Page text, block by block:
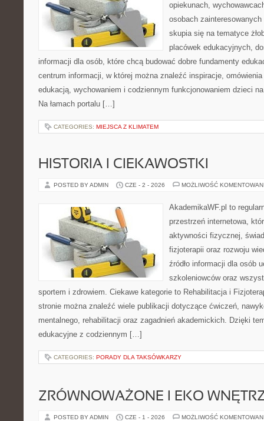
opiekunach,
osobach
skupia się na tematyce
placówek edukacyjnych,
informacji dla osób, które chcą budować dobre fundamenty
centrum informacji, w której można znaleźć inspiracje,
edukacją, wychowaniem i codziennym funkcjonowaniem dzieci
Na łamach portalu […]
CATEGORIES: MIEJSCA Z KLIMATEM
HISTORIA I CIEKAWOSTKI
POSTED BY ADMIN CZE - 2 - 2026 MOŻLIWOŚĆ
AkademikaWF.pl to
przestrzeń internetowa,
aktywności fizycznej,
fizjoterapii oraz rozwoju
źródło informacji dla osób
szkoleniowców oraz
sportem i zdrowiem. Ciekawe kategorie to Rehabilitacja i
stronie można znaleźć wiele publikacji dotyczące ćwiczeń,
mentalnego, rehabilitacji oraz zagadnień akademickich. Dzięki
edukacyjne z codziennym […]
CATEGORIES: PORADY DLA TAKSÓWKARZY
ZRÓWNOWAŻONE I EKO
POSTED BY ADMIN CZE - 1 - 2026 MOŻLIWOŚĆ